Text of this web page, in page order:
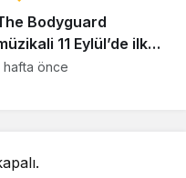
Bodyguard
11 Eylül’de ilk
Türkiye’de
hafta önce